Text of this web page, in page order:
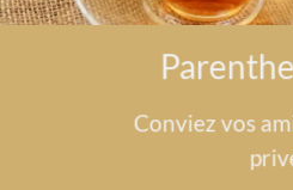
Conviez vos